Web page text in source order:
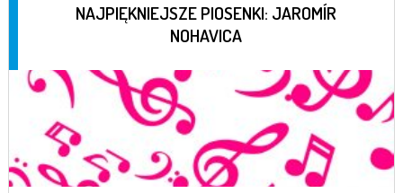
NAJPIĘKNIEJSZE PIOSENKI: JAROMÍR
NOHAVICA